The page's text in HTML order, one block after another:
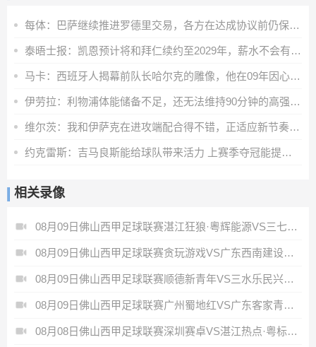
每体：巴萨继续推进罗德里交易，各方在达成协议前仍保持谨慎态度
泰晤士报：凯恩预计将和拜仁续约至2029年，薪水不会有重大调整
马卡：西班牙人揭幕前队长哈尔克的雕像，他在09年因心脏病离世
伊劳拉：利物浦体能储备不足，还无法维持90分钟的高强度比赛
维尔茨：我和伊萨克在进攻端配合得不错，正适应新节奏和训练要求
约克雷斯：吉马良斯能给球队带来活力 上赛季夺冠能提振球队信心
相关录像
08月09日佛山西甲足球联赛湛江狂狼·粵辉能源VS三七互娱全场录像
08月09日佛山西甲足球联赛贪玩游戏VS广东西南建设全场录像
08月09日佛山西甲足球联赛顺德新青年VS三水乐民兴健力宝全场录像
08月09日佛山西甲足球联赛广州蜀地红VS广东客家青年全场录像
08月08日佛山西甲足球联赛深圳赛卓VS湛江热点·粤标售电全场录像